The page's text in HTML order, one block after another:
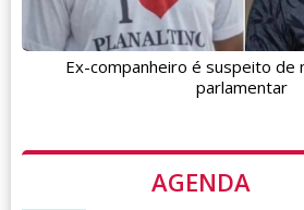
AGENDA
Ex-companheiro é suspeito de
parlamentar